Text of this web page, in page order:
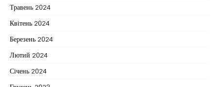
Травень 2024
Квітень 2024
Березень 2024
Лютий 2024
Січень 2024